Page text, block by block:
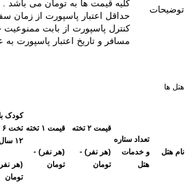
توضیحات
کلیه قیمت ها به تومان می باشد .
کنترل پاسپورت از بابت
مسافر و تاریخ اعتبار پاسپورت
هتل ها
نام هتل
تعداد ستاره
و خدمات
هتل
قیمت ۲ تخته
(هر نفر) -
تومان
قیمت ۱ تخته
(هر نفر) -
تومان
کودک با
۱۲ سال
(هر
تومان